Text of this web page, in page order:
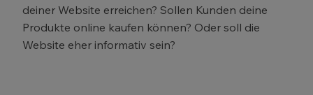
deiner Website erreichen? Sollen Kunden deine
Produkte online kaufen können? Oder soll die
Website eher informativ sein?